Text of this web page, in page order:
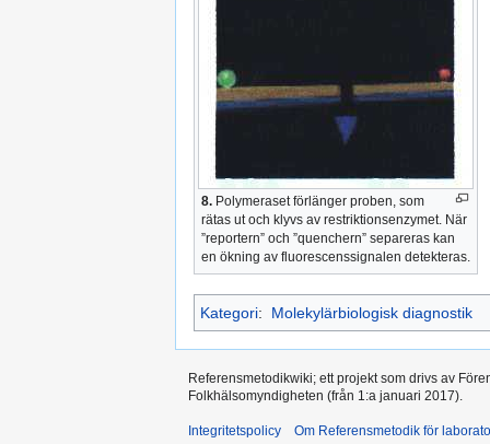
8. Polymeraset förlänger proben, som
rätas ut och klyvs av restriktionsenzymet. När
”reportern” och ”quenchern” separeras kan
en ökning av fluorescenssignalen detekteras.
Kategori: Molekylärbiologisk diagnostik
Referensmetodikwiki; ett projekt som drivs av
Folkhälsomyndigheten (från 1:a januari 2017).
Integritetspolicy Om Referensmetodik för